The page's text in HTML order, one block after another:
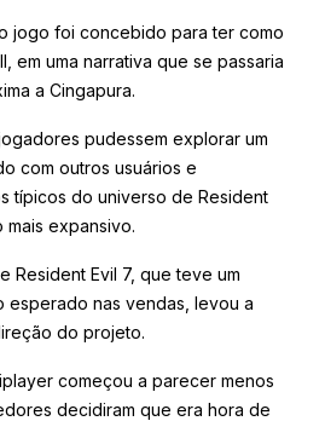
jogo foi concebido para ter como
em uma narrativa que se passaria
a Cingapura.
pudessem explorar um
com outros usuários e
típicos do universo de Resident
mais expansivo.
Resident Evil 7, que teve um
esperado nas vendas, levou a
do projeto.
começou a parecer menos
decidiram que era hora de